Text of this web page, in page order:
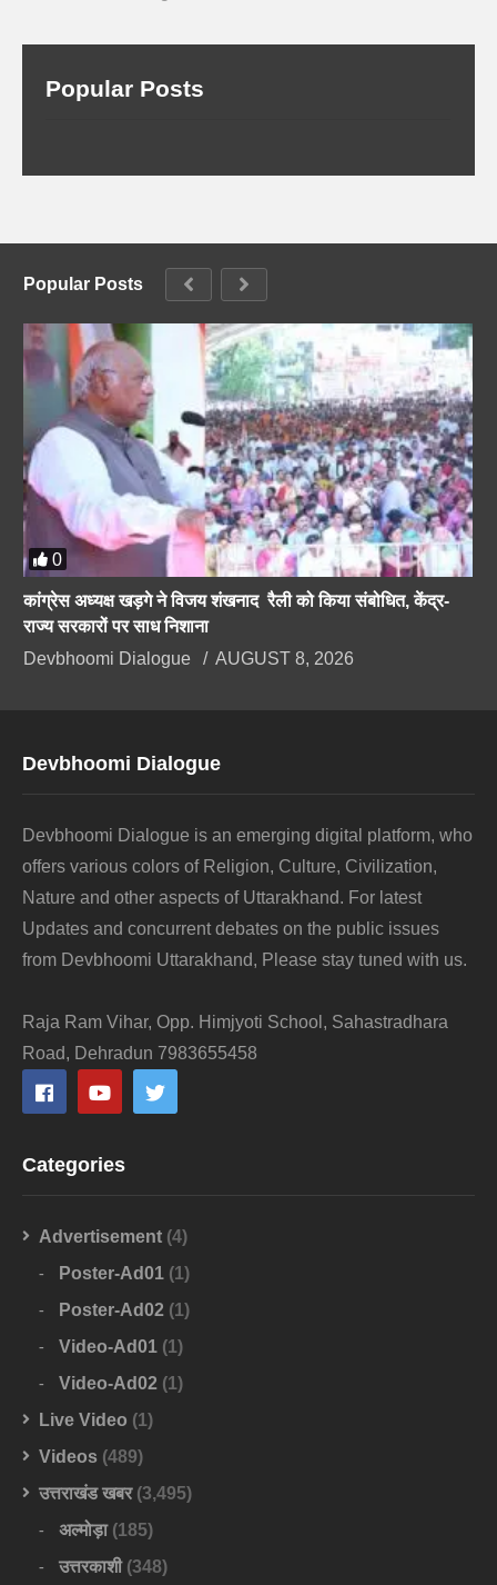
Popular Posts
Popular Posts
0
कांग्रेस अध्यक्ष खड़गे ने विजय शंखनाद रैली को किया संबोधित, केंद्र-
राज्य सरकारों पर साध निशाना
Devbhoomi Dialogue
AUGUST 8, 2026
Devbhoomi Dialogue
Devbhoomi Dialogue is an emerging digital platform, who
offers various colors of Religion, Culture, Civilization,
Nature and other aspects of Uttarakhand. For latest
Updates and concurrent debates on the public issues
from Devbhoomi Uttarakhand, Please stay tuned with us.
Raja Ram Vihar, Opp. Himjyoti School, Sahastradhara
Road, Dehradun 7983655458
Categories
Advertisement (4)
Poster-Ad01 (1)
Poster-Ad02 (1)
Video-Ad01 (1)
Video-Ad02 (1)
Live Video (1)
Videos (489)
उत्तराखंड खबर(3,495)
अल्मोड़ा(185)
उत्तरकाशी(348)